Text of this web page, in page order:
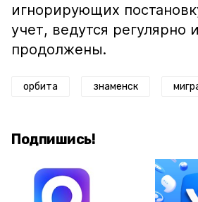
игнорирующих
учет, ведутся регулярно
продолжены.
орбита знаменск
Подпишись!